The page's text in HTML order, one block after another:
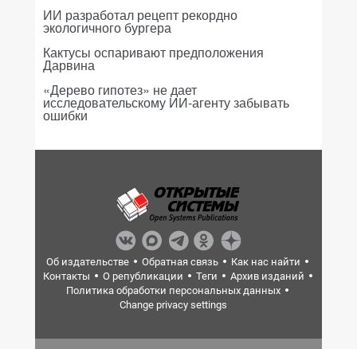
ИИ разработал рецепт рекордно
экологичного бургера
Кактусы оспаривают предположения
Дарвина
«Дерево гипотез» не дает
исследовательскому ИИ-агенту забывать
ошибки
Об издательстве Обратная связь
Как нас найти
Контакты
О републикации Теги
Архив изданий
Политика обработки персональных данных
Change privacy settings